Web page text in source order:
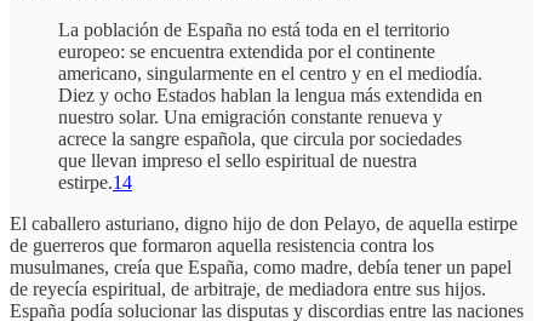
La población de España no está toda en el territorio
europeo: se encuentra extendida por el continente
americano, singularmente en el centro y en el mediodía.
Diez y ocho Estados hablan la lengua más extendida en
nuestro solar. Una emigración constante renueva y
acrece la sangre española, que circula por sociedades
que llevan impreso el sello espiritual de nuestra
estirpe.14
El caballero asturiano, digno hijo de don Pelayo, de aquella estirpe
de guerreros que formaron aquella resistencia contra los
musulmanes, creía que España, como madre, debía tener un papel
de reyecía espiritual, de arbitraje, de mediadora entre sus hijos.
España podía solucionar las disputas y discordias entre las naciones